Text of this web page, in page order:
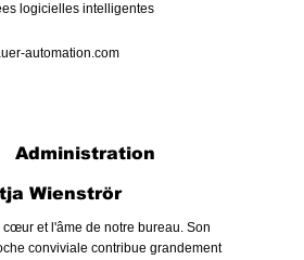
cœur et l'âme de notre bureau. Son
conviviale contribue grandement
Wienströr
Administration
automation.com
logicielles intelligentes